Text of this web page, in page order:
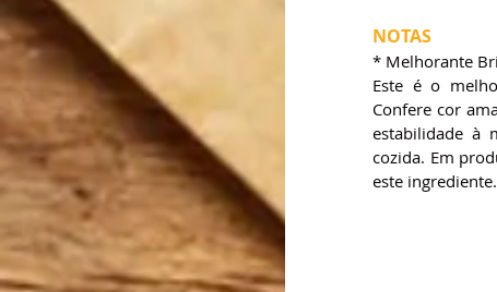
NOTAS
* Melhorante
Este é o
Confere cor
estabilidade à
cozida. Em
este ingrediente.